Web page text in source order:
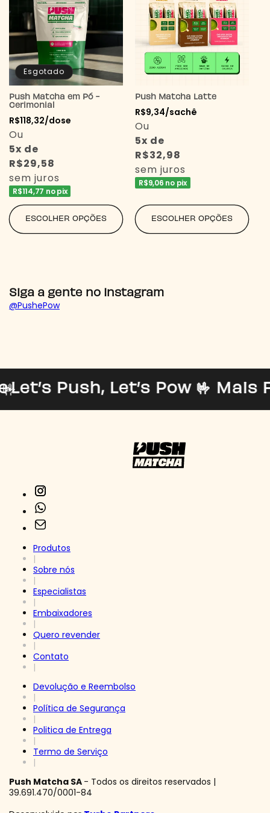
Esgotado
Push Matcha em Pó -
Cerimonial
Preço
normal
R$118,32/dose
Ou
5x de
R$29,58
sem juros
R$114,77 no pix
ESCOLHER OPÇÕES
Push Matcha Latte
Preço
normal
R$9,34/sachê
Ou
5x de
R$32,98
sem juros
R$9,06 no pix
ESCOLHER OPÇÕES
Siga a gente no Instagram
@PushePow
Push, Let’s Pow 🤟 Mais
Produtos
|
Sobre nós
|
Especialistas
|
Embaixadores
|
Quero revender
|
Contato
|
Devolução e Reembolso
|
Política de Segurança
|
Politica de Entrega
|
Termo de Serviço
|
Push Matcha SA - Todos os direitos reservados |
39.691.470/0001-84